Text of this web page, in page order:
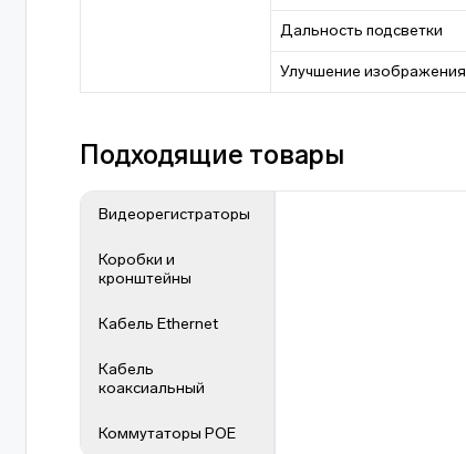
Дальность подсветки
Улучшение изображения
Подходящие товары
Видеорегистраторы
Коробки и
кронштейны
Кабель Ethernet
Кабель
коаксиальный
Коммутаторы POE